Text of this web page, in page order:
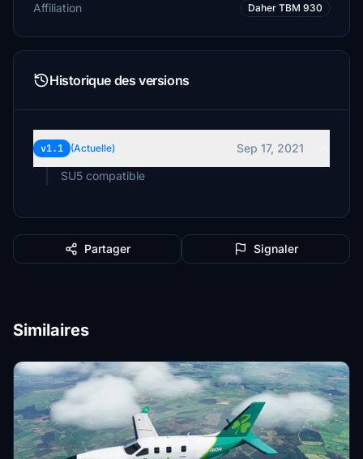
Affiliation Daher TBM 930
Historique des versions
v1.1 (Actuelle)
Sep 17, 2021
SU5 compatible
Partager Signaler
Similaires